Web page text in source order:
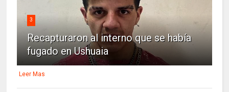
3
Recapturaron al interno que se había
fugado en Ushuaia
Leer Mas